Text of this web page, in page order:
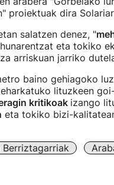
proiektuak dira
salatzen denez, "
eta tokiko
arriskuan jarriko
baino gehiagoko
lituzkeen
kritikoak izango
eta tokiko bizi-
Berriztagarriak